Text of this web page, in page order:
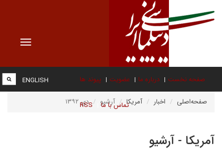
Toggle
صفحه نخست درباره ما عضویت پیوند ها
تماس با ما RSS
ENGLISH
صفحه‌اصلی اخبار آمریکا آرشیو دی ۱۳۹۲
آمریکا - آرشیو